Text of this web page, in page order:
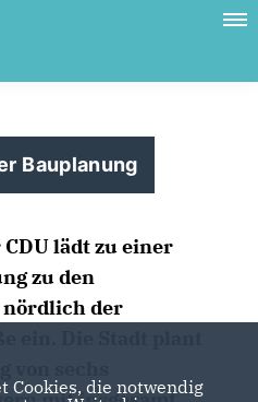
Bauplanung
lädt zu einer
zu den
nördlich der
Cookies, die notwendig